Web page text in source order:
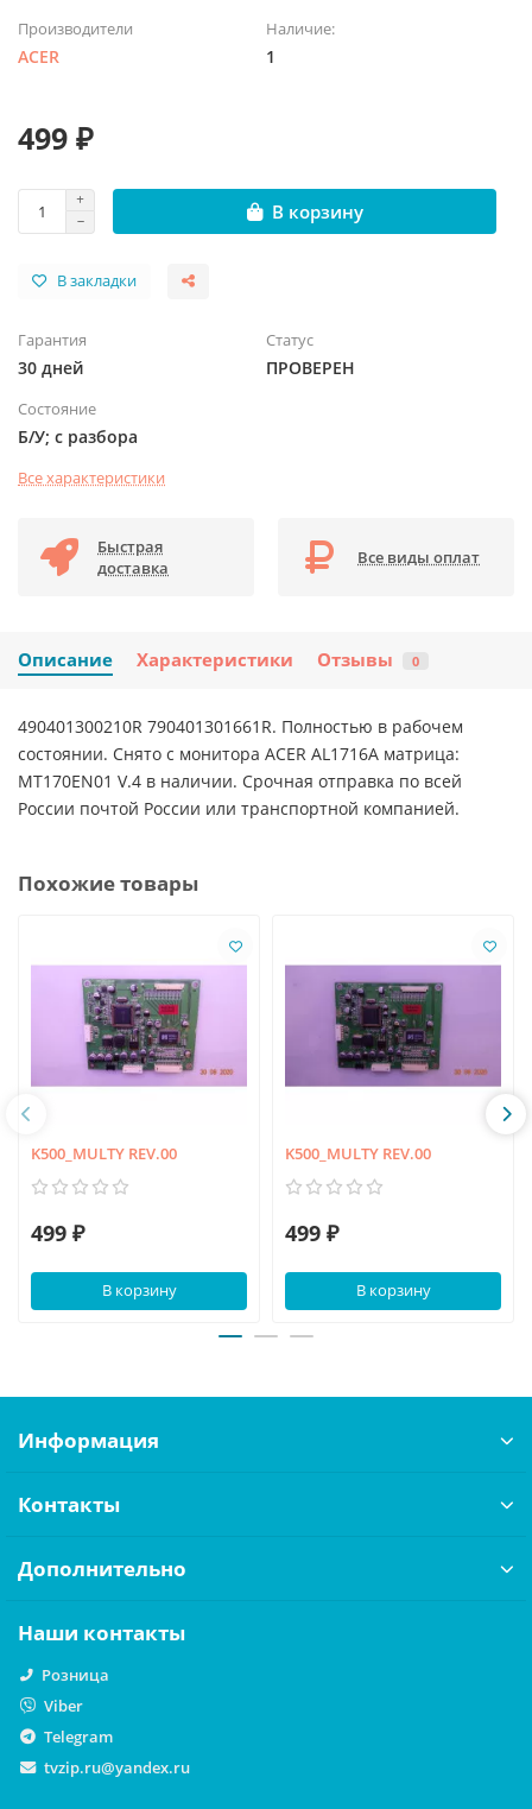
Производители
ACER
Наличие:
1
499 ₽
В корзину
В закладки
Гарантия
30 дней
Статус
ПРОВЕРЕН
Состояние
Б/У; с разбора
Все характеристики
Быстрая
доставка
Все виды оплат
Описание Характеристики Отзывы 0
490401300210R 790401301661R. Полностью в рабочем
состоянии. Снято с монитора ACER AL1716A матрица:
MT170EN01 V.4 в наличии. Срочная отправка по всей
России почтой России или транспортной компанией.
Похожие товары
K500_MULTY REV.00
499 ₽
В корзину
K500_MULTY REV.00
499 ₽
В корзину
Информация
Контакты
Дополнительно
Наши контакты
Розница
Viber
Telegram
tvzip.ru@yandex.ru